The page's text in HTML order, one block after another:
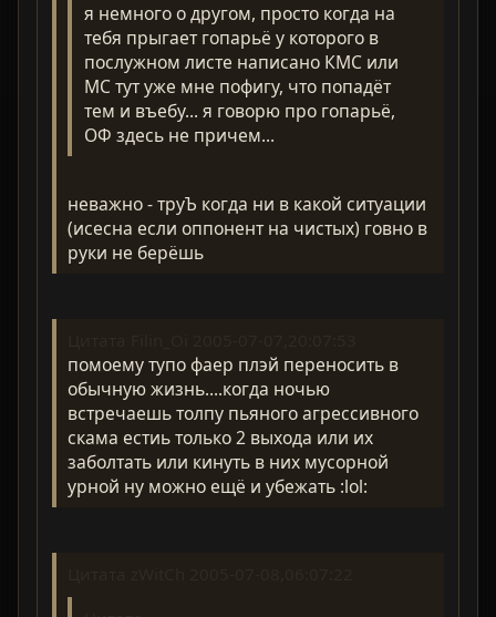
я немного о другом, просто когда на
тебя прыгает гопарьё у которого в
послужном листе написано КМС или
МС тут уже мне пофигу, что попадёт
тем и въебу... я говорю про гопарьё,
ОФ здесь не причем...
неважно - труЪ когда ни в какой ситуации
(исесна если оппонент на чистых) говно в
руки не берёшь
помоему тупо фаер плэй переносить в
обычную жизнь....когда ночью
встречаешь толпу пьяного агрессивного
скама естиь только 2 выхода или их
заболтать или кинуть в них мусорной
урной ну можно ещё и убежать :lol: